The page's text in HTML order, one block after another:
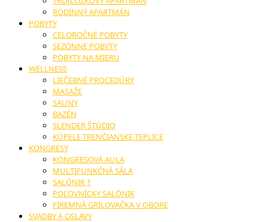
RODINNÝ APARTMÁN
POBYTY
CELOROČNÉ POBYTY
SEZÓNNE POBYTY
POBYTY NA MIERU
WELLNESS
LIEČEBNÉ PROCEDÚRY
MASAŽE
SAUNY
BAZÉN
SLENDER ŠTÚDIO
KÚPELE TRENČIANSKE TEPLICE
KONGRESY
KONGRESOVÁ AULA
MULTIFUNKČNÁ SÁLA
SALÓNIK 1
POĽOVNÍCKY SALÓNIK
FIREMNÁ GRILOVAČKA V OBORE
SVADBY A OSLAVY